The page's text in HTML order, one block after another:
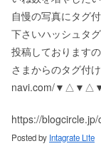
自慢の写真にタグ
下さい️ ハッシュタ
投稿しております
さまからのタグ付
navi.com/
https://
Posted by Intagrate Lite